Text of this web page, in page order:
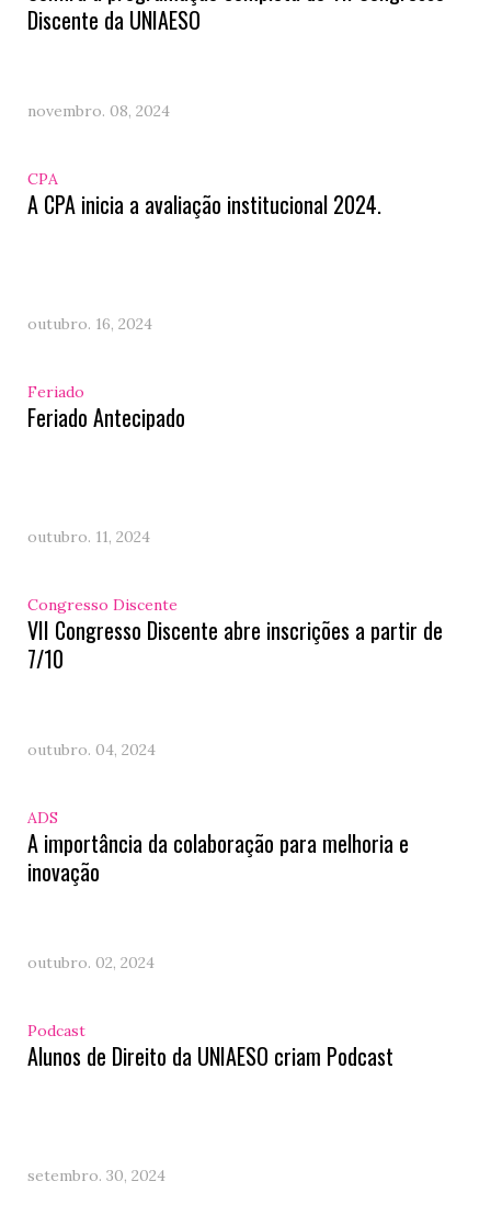
Discente da UNIAESO
novembro. 08, 2024
CPA
A CPA inicia a avaliação institucional 2024.
outubro. 16, 2024
Feriado
Feriado Antecipado
outubro. 11, 2024
Congresso Discente
VII Congresso Discente abre inscrições a partir de
7/10
outubro. 04, 2024
ADS
A importância da colaboração para melhoria e
inovação
outubro. 02, 2024
Podcast
Alunos de Direito da UNIAESO criam Podcast
setembro. 30, 2024